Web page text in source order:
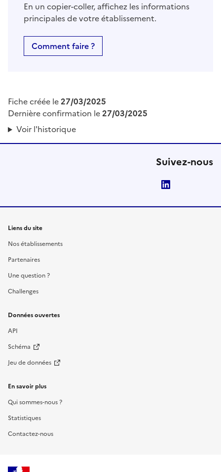
En un copier-coller, affichez les informations
principales de votre établissement.
Comment faire ?
Fiche créée le27/03/2025
Dernière confirmation le27/03/2025
Voir l'historique
Suivez-nous
Liens du site
Nos établissements
Partenaires
Une question ?
Challenges
Données ouvertes
API
Schéma
Jeu de données
En savoir plus
Qui sommes-nous ?
Statistiques
Contactez-nous